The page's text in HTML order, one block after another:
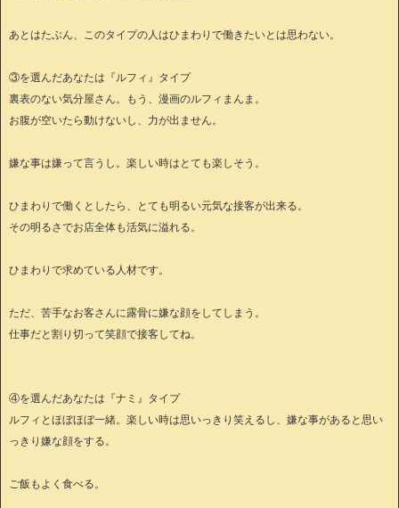
あとはたぶん、このタイプの人はひまわりで働きたいとは思わない。
③を選んだあなたは『ルフィ』タイプ
裏表のない気分屋さん。もう、漫画のルフィまんま。
お腹が空いたら動けないし、力が出ません。
嫌な事は嫌って言うし。楽しい時はとても楽しそう。
ひまわりで働くとしたら、とても明るい元気な接客が出来る。
その明るさでお店全体も活気に溢れる。
ひまわりで求めている人材です。
ただ、苦手なお客さんに露骨に嫌な顔をしてしまう。
仕事だと割り切って笑顔で接客してね。
④を選んだあなたは『ナミ』タイプ
ルフィとほぼほぼ一緒。楽しい時は思いっきり笑えるし、嫌な事があると思い
っきり嫌な顔をする。
ご飯もよく食べる。